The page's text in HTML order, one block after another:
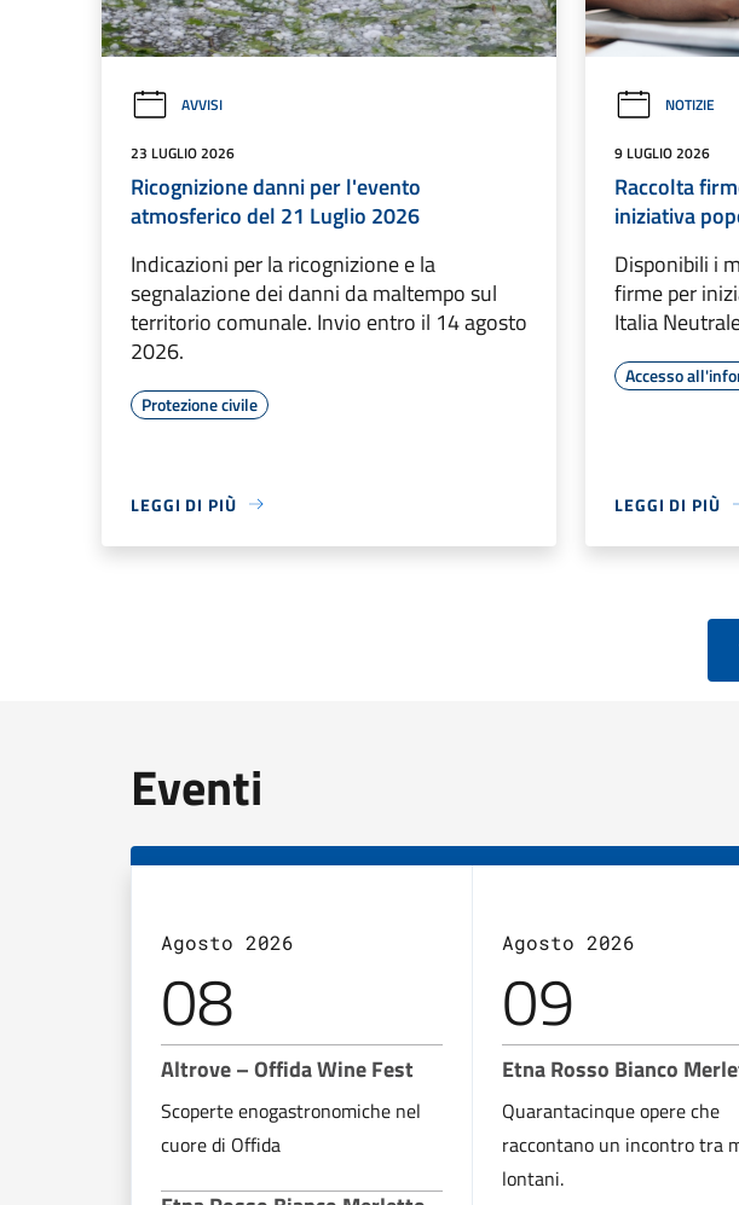
AVVISI
23 LUGLIO 2026
Ricognizione danni per l'evento
atmosferico del 21 Luglio 2026
Indicazioni per la ricognizione e la
segnalazione dei danni da maltempo sul
territorio comunale. Invio entro il 14 agosto
2026.
Protezione civile
LEGGI DI PIÙ
NOTIZIE
9 LUGLIO 2026
Raccolta
iniziativa
Disponibili i
firme per
Italia
Accesso
LEGGI DI PIÙ
Eventi
Agosto 2026
08
Altrove – Offida Wine Fest
Scoperte enogastronomiche nel
cuore di Offida
Agosto 2026
09
Etna Rosso Bianco
Quarantacinque opere che
raccontano un incontro tra
lontani.